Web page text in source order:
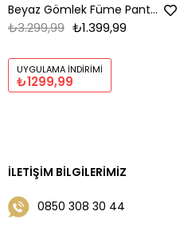
Beyaz Gömlek Füme Pantolon Ayakkabı Kombin
₺1.399,99
₺3.299,99
UYGULAMA İNDIRIMI
₺1299,99
İLETIŞIM BILGILERIMIZ
0850 308 30 44